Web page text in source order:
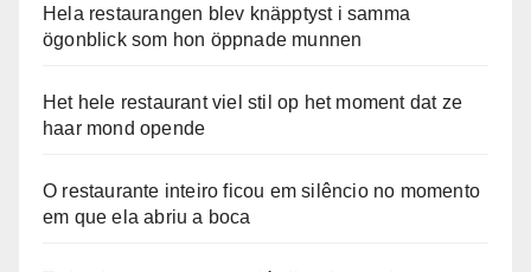
Hela restaurangen blev knäpptyst i samma
ögonblick som hon öppnade munnen
Het hele restaurant viel stil op het moment dat ze
haar mond opende
O restaurante inteiro ficou em silêncio no momento
em que ela abriu a boca